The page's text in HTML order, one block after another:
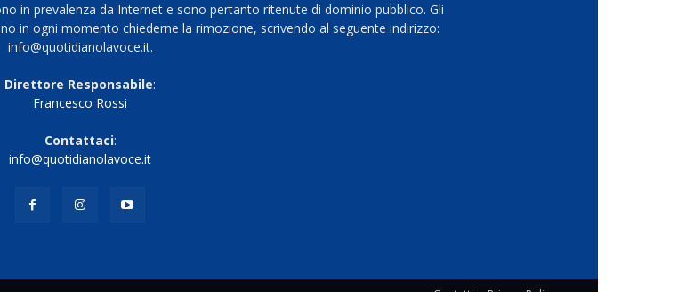
in prevalenza da Internet e sono pertanto ritenute di dominio pubblico. Gli
in ogni momento chiederne la rimozione, scrivendo al seguente indirizzo:
info@quotidianolavoce.it.
Direttore Responsabile:
Francesco Rossi
Contattaci:
info@quotidianolavoce.it